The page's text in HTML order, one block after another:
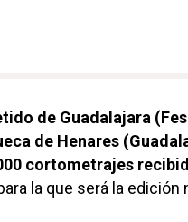
de Guadalajara
de Henares
cortometrajes
la que será la edición